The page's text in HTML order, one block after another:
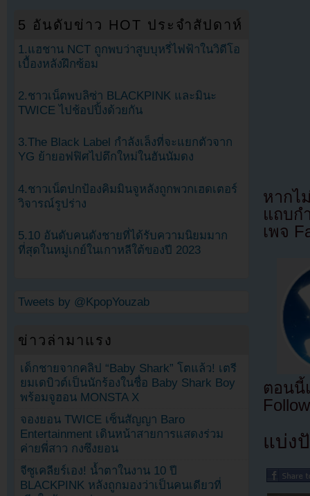
หากไ
แถบก
เพจ
ตอนนี้
แบ่ง
5 อันดับข่าว HOT ประจำสัปดาห์
1.แฮชาน NCT ถูกพบว่าสูบบุหรี่ไฟฟ้าในวิดีโอ
เบื้องหลังฝึกซ้อม
2.ชาวเน็ตพบลิซ่า BLACKPINK และมินะ
TWICE ไปช้อปปิ้งด้วยกัน
3.The Black Label กำลังเล็งที่จะแยกตัวจาก
YG ย้ายอฟฟิศไปตึกใหม่ในฮันนัมดง
4.ชาวเน็ตปกป้องคิมมินจูหลังถูกพวกเฮดเตอร์
วิจารณ์รูปร่าง
5.10 อันดับคนดังชายที่ได้รับความนิยมมาก
ที่สุดในหมู่เกย์ในเกาหลีใต้ของปี 2023
Tweets by @KpopYouzab
ข่าวล่ามาแรง
เด็กชายจากคลิป “Baby Shark” โตแล้ว! เตรี
ยมเดบิวต์เป็นนักร้องในชื่อ Baby Shark Boy
พร้อมจูฮอน MONSTA X
จองยอน TWICE เซ็นสัญญา Baro
Entertainment เดินหน้าสายการแสดงร่วม
ค่ายพี่สาว กงซึงยอน
จีซูเคลียร์เอง! น้ำตาในงาน 10 ปี
BLACKPINK หลังถูกมองว่าเป็นคนเดียวที่